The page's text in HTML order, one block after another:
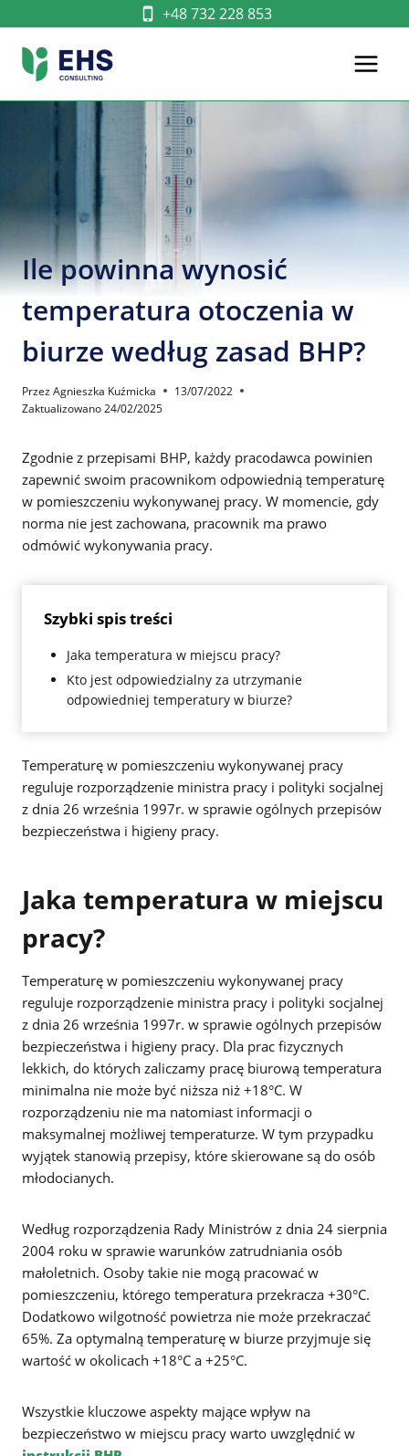
do
treści
+48 732 228 853
Ile powinna wynosić
temperatura otoczenia w
biurze według zasad BHP?
PrzezAgnieszka Kuźmicka
13/07/2022
Zaktualizowano24/02/2025
Zgodnie z przepisami BHP, każdy pracodawca powinien
zapewnić swoim pracownikom odpowiednią temperaturę
w pomieszczeniu wykonywanej pracy. W momencie, gdy
norma nie jest zachowana, pracownik ma prawo
odmówić wykonywania pracy.
Szybki spis treści
Jaka temperatura w miejscu pracy?
Kto jest odpowiedzialny za utrzymanie
odpowiedniej temperatury w biurze?
Temperaturę w pomieszczeniu wykonywanej pracy
reguluje rozporządzenie ministra pracy i polityki socjalnej
z dnia 26 września 1997r. w sprawie ogólnych przepisów
bezpieczeństwa i higieny pracy.
Jaka temperatura w miejscu
pracy?
Temperaturę w pomieszczeniu wykonywanej pracy
reguluje rozporządzenie ministra pracy i polityki socjalnej
z dnia 26 września 1997r. w sprawie ogólnych przepisów
bezpieczeństwa i higieny pracy. Dla prac fizycznych
lekkich, do których zaliczamy pracę biurową temperatura
minimalna nie może być niższa niż +18°C. W
rozporządzeniu nie ma natomiast informacji o
maksymalnej możliwej temperaturze. W tym przypadku
wyjątek stanowią przepisy, które skierowane są do osób
młodocianych.
Według rozporządzenia Rady Ministrów z dnia 24 sierpnia
2004 roku w sprawie warunków zatrudniania osób
małoletnich. Osoby takie nie mogą pracować w
pomieszczeniu, którego temperatura przekracza +30°C.
Dodatkowo wilgotność powietrza nie może przekraczać
65%. Za optymalną temperaturę w biurze przyjmuje się
wartość w okolicach +18°C a +25°C.
Wszystkie kluczowe aspekty mające wpływ na
bezpieczeństwo w miejscu pracy warto uwzględnić w